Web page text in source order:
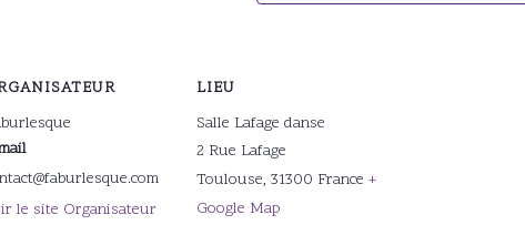
le site Organisateur
LIEU
Salle Lafage danse
2 Rue Lafage
Toulouse, 31300 France +
Google Map